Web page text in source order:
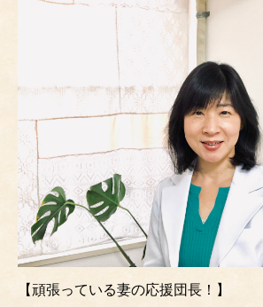
【頑張っている妻の応援団長！】